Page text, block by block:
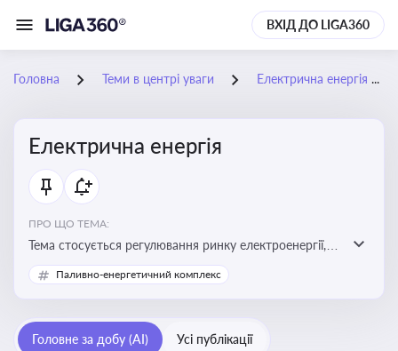
ВХІД ДО LIGA360
Головна Теми в центрі уваги Електрична енергія
Електрична енергія
ПРО ЩО ТЕМА:
Тема стосується регулювання ринку електроенергії,
включаючи її виробництво, постачання та фінансові
стимули для відновлюваної енергетики
Паливно-енергетичний комплекс
Головне за добу (AI) Усі публікації